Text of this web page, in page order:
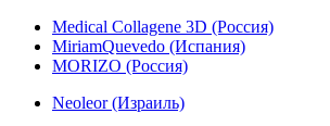
Medical Collagene 3D (Россия)
MiriamQuevedo (Испания)
MORIZO (Россия)
Neoleor (Израиль)